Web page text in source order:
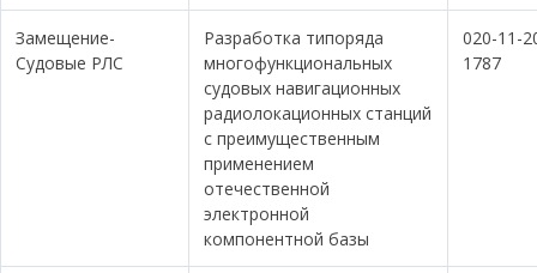
Замещение-
Судовые РЛС
Разработка типоряда
многофункциональных
судовых навигационных
радиолокационных станций
с преимущественным
применением
отечественной
электронной
компонентной базы
020-11-
1787